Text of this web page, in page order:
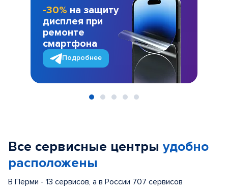
-30% на защиту
дисплея при
ремонте
смартфона
Подробнее
Все сервисные центры удобно
расположены
В Перми - 13 сервисов, а в России 707 сервисов